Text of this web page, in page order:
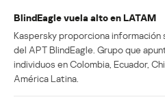
BlindEagle vuela alto en LATAM
Kaspersky proporciona información
del APT BlindEagle. Grupo que
individuos en Colombia, Ecuador,
América Latina.